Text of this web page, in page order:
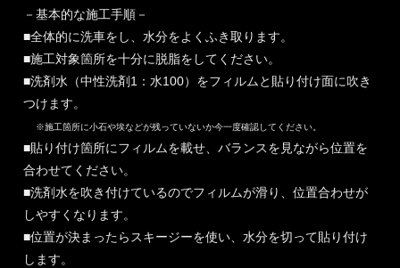
－基本的な施工手順－
■全体的に洗車をし、水分をよくふき取ります。
■施工対象箇所を十分に脱脂をしてください。
■洗剤水（中性洗剤1：水100）をフィルムと貼り付け面に吹き
つけます。
※施工箇所に小石や埃などが残っていないか今一度確認してください。
■貼り付け箇所にフィルムを載せ、バランスを見ながら位置を
合わせてください。
■洗剤水を吹き付けているのでフィルムが滑り、位置合わせが
しやすくなります。
■位置が決まったらスキージーを使い、水分を切って貼り付け
します。